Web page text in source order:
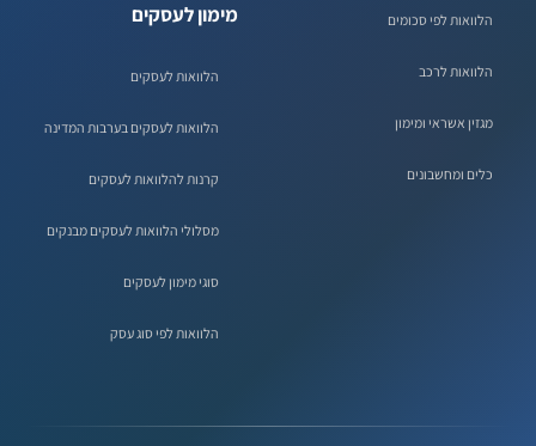
הלוואות לפי סכומים
הלוואות לרכב
מגזין אשראי ומימון
כלים ומחשבונים
מימון לעסקים
הלוואות לעסקים
הלוואות לעסקים בערבות המדינה
קרנות להלוואות לעסקים
מסלולי הלוואות לעסקים מבנקים
סוגי מימון לעסקים
הלוואות לפי סוג עסק